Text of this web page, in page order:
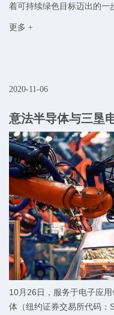
着可持续绿色目标迈出的一
正在讨论“个性化能源”的概
更多 +
2020-11-06
10月26日，服务于电子应
体（纽约证券交易所代码：